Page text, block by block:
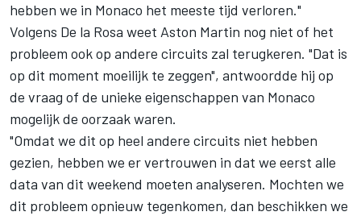
hebben we in Monaco het meeste tijd verloren."
Volgens De la Rosa weet Aston Martin nog niet of het
probleem ook op andere circuits zal terugkeren. "Dat is
op dit moment moeilijk te zeggen", antwoordde hij op
de vraag of de unieke eigenschappen van Monaco
mogelijk de oorzaak waren.
"Omdat we dit op heel andere circuits niet hebben
gezien, hebben we er vertrouwen in dat we eerst alle
data van dit weekend moeten analyseren. Mochten we
dit probleem opnieuw tegenkomen, dan beschikken we